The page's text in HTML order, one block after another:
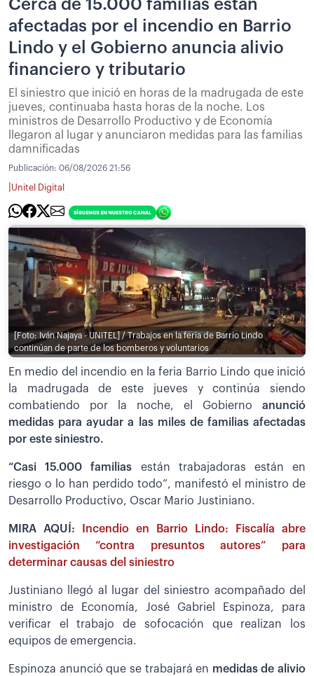
Cerca de 15.000 familias están
afectadas por el incendio en Barrio
Lindo y el Gobierno anuncia alivio
financiero y tributario
El siniestro que inició en horas de la madrugada de este
jueves, continuaba hasta horas de la noche. Los
ministros de Desarrollo Productivo y de Economía
llegaron al lugar y anunciaron medidas para las familias
damnificadas
Publicación: 06/08/2026 21:56
Unitel Digital
[Foto: Iván Najaya - UNITEL] / Trabajos en la feria de Barrio Lindo
continúan de parte de los bomberos y voluntarios
En medio del incendio en la feria Barrio Lindo que inició
la madrugada de este jueves y continúa siendo
combatiendo por la noche, el Gobierno anunció
medidas para ayudar a las miles de familias afectadas
por este siniestro.
“Casi 15.000 familias están trabajadoras están en
riesgo o lo han perdido todo”, manifestó el ministro de
Desarrollo Productivo, Oscar Mario Justiniano.
MIRA AQUÍ:
Incendio en Barrio Lindo: Fiscalía abre
investigación “contra presuntos autores” para
determinar causas del siniestro
Justiniano llegó al lugar del siniestro acompañado del
ministro de Economía, José Gabriel Espinoza, para
verificar el trabajo de sofocación que realizan los
equipos de emergencia.
Espinoza anunció que se trabajará en medidas de alivio